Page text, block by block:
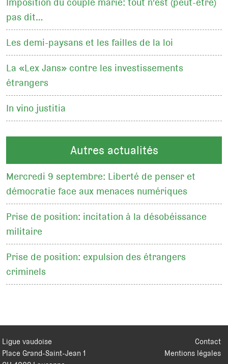
pas dit…
Les demi-paysans et les failles de la loi
La «Lex Jans» contre les investissements
étrangers
In vino justitia
Autres actualités
Mercredi 9 septembre: Liberté de penser et
démocratie face aux menaces numériques
Prise de position: incitation à la désobéissance
militaire
Prise de position: expulsion des étrangers
criminels
Contact
Mentions légales
Ligue vaudoise
Place Grand-Saint-Jean 1